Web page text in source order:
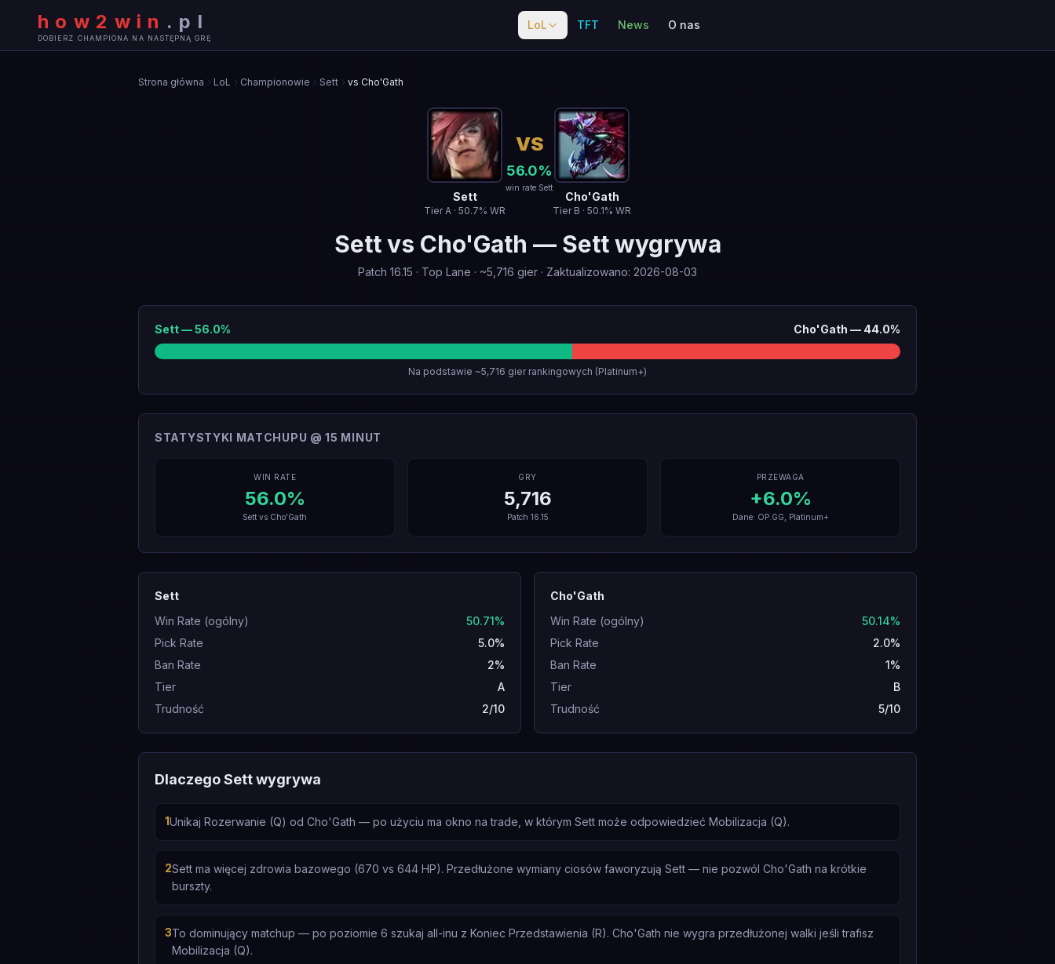
how2win . pl
DOBIERZ CHAMPIONA NA NASTĘPNĄ GRĘ
LoL TFT News O nas
Strona główna LoL Championowie Sett vs Cho'Gath
Sett
TierA · 50.7% WR
VS
56.0%
win rate Sett
Cho'Gath
Tier B · 50.1% WR
Settvs Cho'Gath — Sett wygrywa
Patch 16.15 · Top Lane · ~5,716 gier · Zaktualizowano: 2026-08-03
Sett—56.0% Cho'Gath — 44.0%
Na podstawie ~5,716 gier rankingowych (Platinum+)
STATYSTYKI MATCHUPU @ 15 MINUT
WIN RATE
56.0%
Sett vs Cho'Gath
GRY
5,716
Patch 16.15
PRZEWAGA
+6.0%
Dane: OP.GG, Platinum+
Sett
Win Rate (ogólny)
50.71%
Pick Rate
5.0%
Ban Rate
2%
Tier
A
Trudność
2/10
Cho'Gath
Win Rate (ogólny)
50.14%
Pick Rate
2.0%
Ban Rate
1%
Tier
B
Trudność
5/10
Dlaczego Sett wygrywa
1Unikaj Rozerwanie (Q) od Cho'Gath — po użyciu ma okno na trade, w którym Sett może odpowiedzieć Mobilizacja (Q).
2Sett ma więcej zdrowia bazowego (670 vs 644 HP). Przedłużone wymiany ciosów faworyzują Sett — nie pozwól Cho'Gath na krótkie
burszty.
3To dominujący matchup — po poziomie 6 szukaj all-inu z Koniec Przedstawienia (R). Cho'Gath nie wygra przedłużonej walki jeśli trafisz
Mobilizacja (Q).